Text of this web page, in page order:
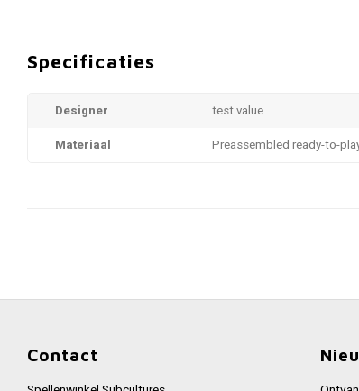
Specificaties
Designer
test value
Materiaal
Preassembled ready-to-
Contact